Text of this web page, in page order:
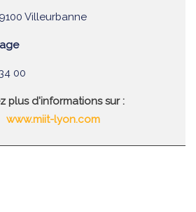
Villeurbanne
00
plus d'informations sur :
www.miit-lyon.com